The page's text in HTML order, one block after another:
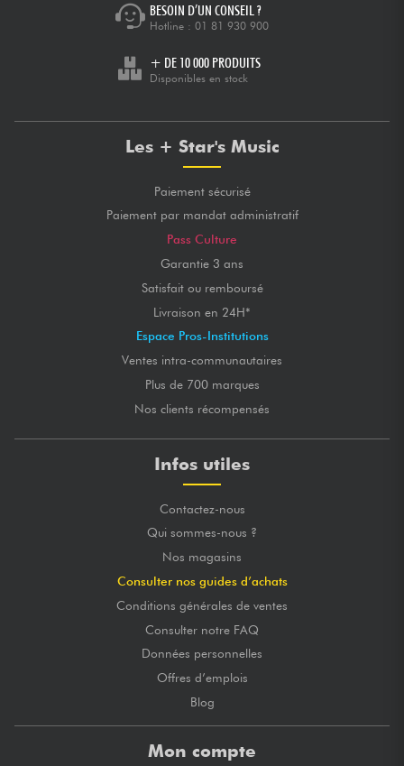
BESOIN D’UN CONSEIL ?
Hotline : 01 81 930 900
+ DE 10 000 PRODUITS
Disponibles en stock
Les + Star's Music
Paiement sécurisé
Paiement par mandat administratif
Pass Culture
Garantie 3 ans
Satisfait ou remboursé
Livraison en 24H*
Espace Pros-Institutions
Ventes intra-communautaires
Plus de 700 marques
Nos clients récompensés
Infos utiles
Contactez-nous
Qui sommes-nous ?
Nos magasins
Consulter nos guides d’achats
Conditions générales de ventes
Consulter notre FAQ
Données personnelles
Offres d’emplois
Blog
Mon compte